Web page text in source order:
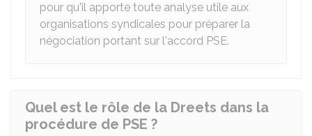
pour qu'il apporte toute analyse utile aux
organisations syndicales pour préparer la
négociation portant sur l'accord PSE.
Quel est le rôle de la Dreets dans la
procédure de PSE ?